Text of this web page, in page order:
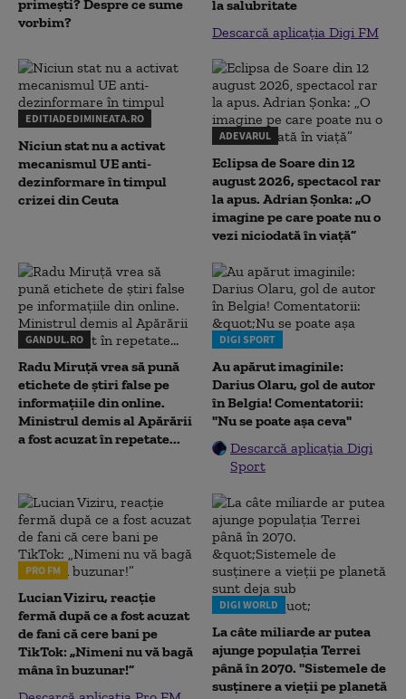
primești? Despre ce sume
vorbim?
la salubritate
Descarcă aplicația Digi FM
EDITIADEDIMINEATA.RO
Niciun stat nu a activat
mecanismul UE anti-
dezinformare în timpul
crizei din Ceuta
ADEVARUL
Eclipsa de Soare din 12
august 2026, spectacol rar
la apus. Adrian Șonka: „O
imagine pe care poate nu o
vezi niciodată în viață”
GANDUL.RO
Radu Miruţă vrea să pună
etichete de știri false pe
informațiile din online.
Ministrul demis al Apărării
a fost acuzat în repetate...
DIGI SPORT
Au apărut imaginile:
Darius Olaru, gol de autor
în Belgia! Comentatorii:
"Nu se poate așa ceva"
Descarcă aplicația Digi
Sport
PRO FM
Lucian Viziru, reacție
fermă după ce a fost acuzat
de fani că cere bani pe
TikTok: „Nimeni nu vă bagă
mâna în buzunar!”
DIGI WORLD
La câte miliarde ar putea
ajunge populația Terrei
până în 2070. "Sistemele de
susținere a vieții pe planetă